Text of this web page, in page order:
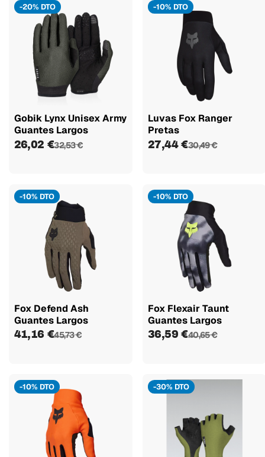
-20% DTO
Gobik Lynx Unisex Army
Guantes Largos
26,02 €32,53 €
-10% DTO
Luvas Fox Ranger
Pretas
27,44 €30,49 €
-10% DTO
Fox Defend Ash
Guantes Largos
41,16 €45,73 €
-10% DTO
Fox Flexair Taunt
Guantes Largos
36,59 €40,65 €
-10% DTO -30% DTO